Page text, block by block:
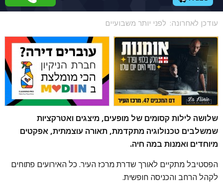
עודכן לאחרונה: לפני יותר משבועיים
שלושה לילות קסומים של מופעים, מיצגים ואטרקציות
שמשלבים טכנולוגיה מתקדמת, תאורה עוצמתית, אפקטים
מיוחדים ואמנות במה חיה.
הפסטיבל מתקיים לאורך שדרת מרכז העיר. כל האירועים פתוחים
לקהל הרחב והכניסה חופשית.